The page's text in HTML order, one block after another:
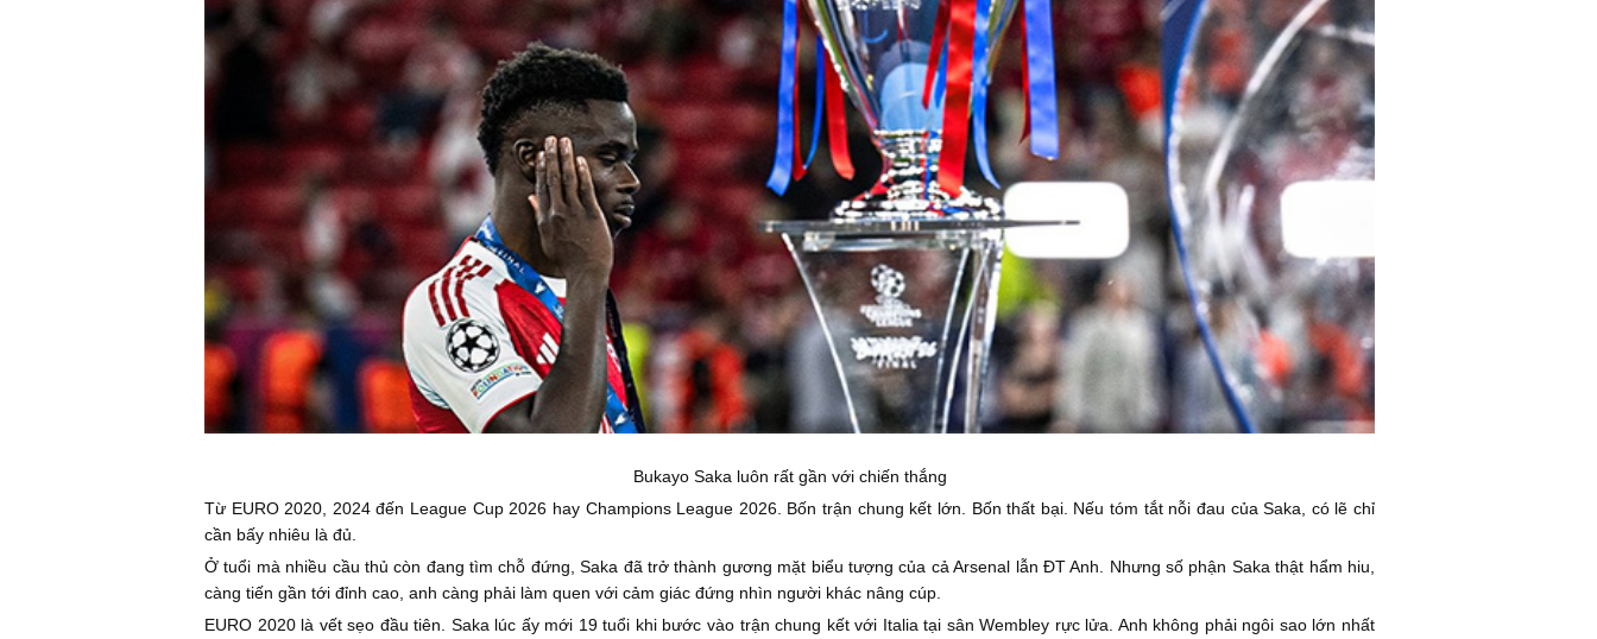
Bukayo Saka luôn rất gần với chiến thắng
Từ EURO 2020, 2024 đến League Cup 2026 hay Champions League 2026. Bốn trận chung kết lớn. Bốn thất bại. Nếu tóm tắt nỗi đau của Saka, có lẽ chỉ
cần bấy nhiêu là đủ.
Ở tuổi mà nhiều cầu thủ còn đang tìm chỗ đứng, Saka đã trở thành gương mặt biểu tượng của cả Arsenal lẫn ĐT Anh. Nhưng số phận Saka thật hẩm hiu,
càng tiến gần tới đỉnh cao, anh càng phải làm quen với cảm giác đứng nhìn người khác nâng cúp.
EURO 2020 là vết sẹo đầu tiên. Saka lúc ấy mới 19 tuổi khi bước vào trận chung kết với Italia tại sân Wembley rực lửa. Anh không phải ngôi sao lớn nhất